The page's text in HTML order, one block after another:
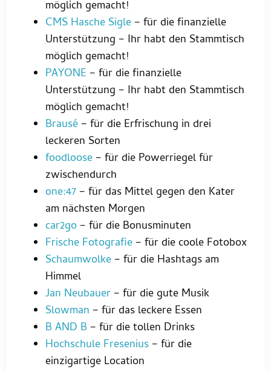
möglich gemacht!
CMS Hasche Sigle – für die finanzielle
Unterstützung – Ihr habt den Stammtisch
möglich gemacht!
PAYONE – für die finanzielle
Unterstützung – Ihr habt den Stammtisch
möglich gemacht!
Brausé – für die Erfrischung in drei
leckeren Sorten
foodloose – für die Powerriegel für
zwischendurch
one:47 – für das Mittel gegen den Kater
am nächsten Morgen
car2go – für die Bonusminuten
Frische Fotografie – für die coole Fotobox
Schaumwolke – für die Hashtags am
Himmel
Jan Neubauer – für die gute Musik
Slowman – für das leckere Essen
B AND B – für die tollen Drinks
Hochschule Fresenius – für die
einzigartige Location